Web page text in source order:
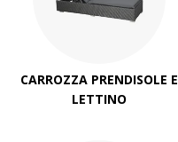
CARROZZA PRENDISOLE E
LETTINO